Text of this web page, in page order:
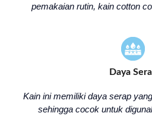
pemakaian rutin, kain cotton
Daya
Kain ini memiliki daya serap
sehingga cocok untuk